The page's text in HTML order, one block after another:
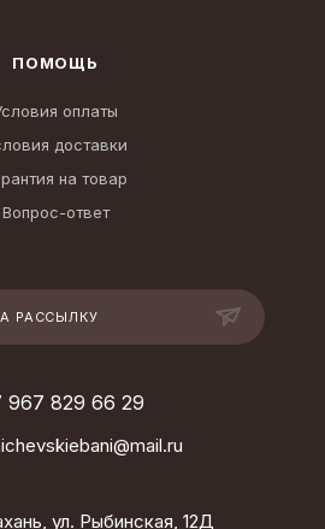
ПОМОЩЬ
оплаты
доставки
на товар
Вопрос-ответ
РАССЫЛКУ
967 829 66 29
ул. Рыбинская, 12Д